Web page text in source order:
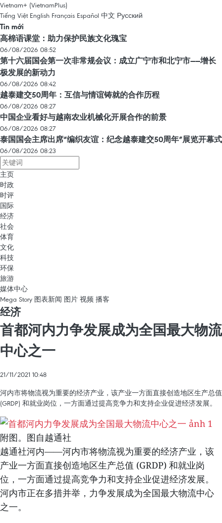
Vietnam+ (VietnamPlus)
Tiếng Việt English Français Español 中文 Русский
Tin mới
高棉语课堂：助力保护民族文化瑰宝
06/08/2026 08:52
第十六届国会第一次非常规会议：成立广宁市和北宁市——增长
极发展的新动力
06/08/2026 08:42
越泰建交50周年：互信与情谊铸就的合作历程
06/08/2026 08:27
中国企业看好与越南农业机械化开展合作的前景
06/08/2026 08:27
泰国国会主席出席“编织友谊：纪念越泰建交50周年”展览开幕式
06/08/2026 08:23
主页
时政
时评
国际
经济
社会
体育
文化
科技
环保
旅游
媒体中心
Mega Story 图表新闻 图片 视频 播客
经济
首都河内力争发展成为全国最大物流
中心之一
21/11/2021 10:48
河内市将物流视为重要的经济产业，该产业一方面直接创造地区生产总值
(GRDP) 和就业岗位，一方面通过提高竞争力和支持企业促进经济发展。
附图。图自越通社
越通社河内——河内市将物流视为重要的经济产业，该
产业一方面直接创造地区生产总值 (GRDP) 和就业岗
位，一方面通过提高竞争力和支持企业促进经济发展。
河内市正在多措并举，力争发展成为全国最大物流中心
之一。